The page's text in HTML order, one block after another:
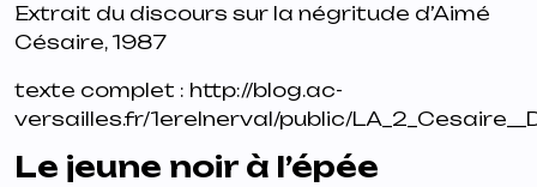
Extrait du discours sur la négritude d’Aimé
Césaire, 1987
texte complet : http://blog.ac-
versailles.fr/1erelnerval/public/
Le jeune noir à l’épée